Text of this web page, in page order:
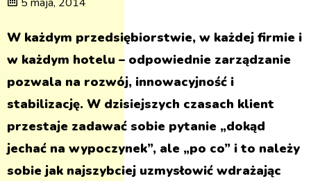
W każdym przedsiębiorstwie, w każdej firmie i
w każdym hotelu – odpowiednie zarządzanie
pozwala na rozwój, innowacyjność i
stabilizację. W dzisiejszych czasach klient
przestaje zadawać sobie pytanie „dokąd
jechać na wypoczynek”, ale „po co” i to należy
sobie jak najszybciej uzmysłowić wdrażając